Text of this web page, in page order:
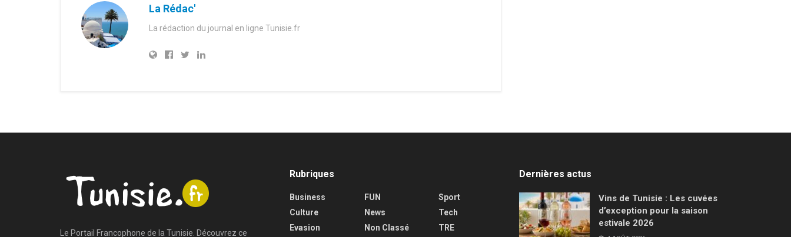
La Rédac'
La rédaction du journal en ligne Tunisie.fr
Le Portail Francophone de la Tunisie. Découvrez ce
Rubriques
Business
Culture
Evasion
FUN
News
Non Classé
Sport
Tech
TRE
Dernières actus
Vins de Tunisie : Les cuvées
d’exception pour la saison
estivale 2026